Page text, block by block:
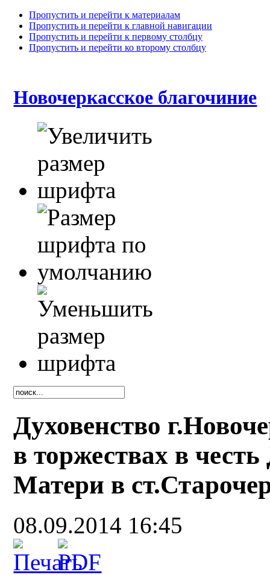
Пропустить и перейти к материалам
Пропустить и перейти к главной навигации
Пропустить и перейти к первому столбцу
Пропустить и перейти ко второму столбцу
Новочеркасское благочиние
Духовенство
в торжествах в
Матери в
08.09.2014 16:45